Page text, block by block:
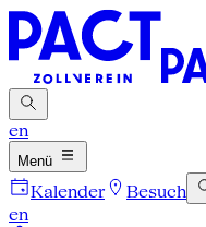
en
Menü
Kalender Besuch
en